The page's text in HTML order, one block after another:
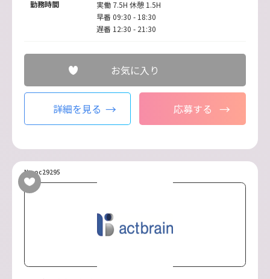
勤務時間
実働 7.5H 休憩 1.5H
早番 09:30 - 18:30
遅番 12:30 - 21:30
お気に入り
詳細を見る 応募する
No.oc29295